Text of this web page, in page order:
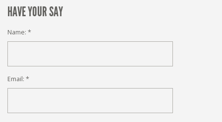
HAVE YOUR SAY
Name: *
Email: *